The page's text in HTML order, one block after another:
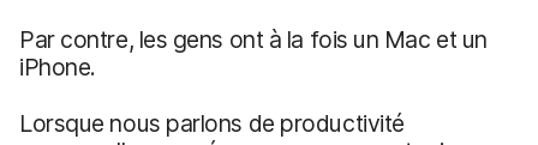
Par contre, les gens ont à la fois un Mac et un
iPhone.
Lorsque nous parlons de productivité